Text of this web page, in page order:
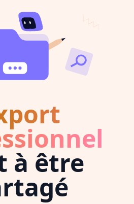
à être